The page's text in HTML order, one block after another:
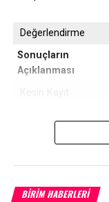
Değerlendirme
Sonuçların
Açıklanması
BİRİM HABERLERİ